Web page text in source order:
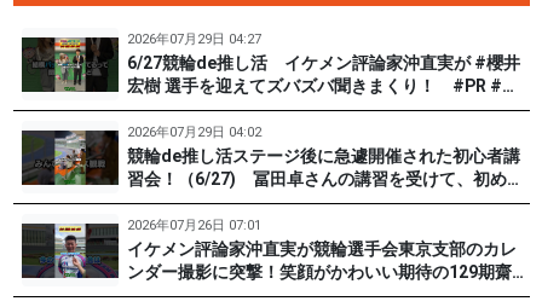
2026年07月29日 04:27
6/27競輪de推し活 イケメン評論家沖直実が #櫻井
宏樹 選手を迎えてズバズバ聞きまくり！ #PR #松
戸けいりん #和田健太郎
2026年07月29日 04:02
競輪de推し活ステージ後に急遽開催された初心者講
習会！（6/27) 冨田卓さんの講習を受けて、初めて
チャレンジした女子たち。果たして…？ #PR #松戸
けいりん #和田健太郎 #沖直実
2026年07月26日 07:01
イケメン評論家沖直実が競輪選手会東京支部のカレ
ンダー撮影に突撃！笑顔がかわいい期待の129期齋藤
宏樹選手登場！ #pr #松戸けいりん